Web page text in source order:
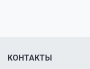
КОНТАКТЫ